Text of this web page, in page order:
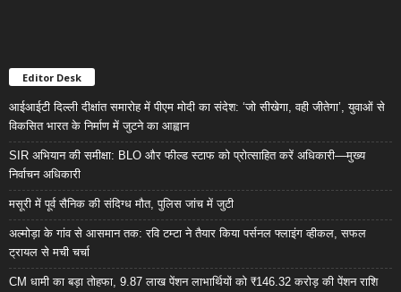
Editor Desk
आईआईटी दिल्ली दीक्षांत समारोह में पीएम मोदी का संदेश: ‘जो सीखेगा, वही जीतेगा’, युवाओं से
विकसित भारत के निर्माण में जुटने का आह्वान
SIR अभियान की समीक्षा: BLO और फील्ड स्टाफ को प्रोत्साहित करें अधिकारी—मुख्य
निर्वाचन अधिकारी
मसूरी में पूर्व सैनिक की संदिग्ध मौत, पुलिस जांच में जुटी
अल्मोड़ा के गांव से आसमान तक: रवि टम्टा ने तैयार किया पर्सनल फ्लाइंग व्हीकल, सफल
ट्रायल से मची चर्चा
CM धामी का बड़ा तोहफा, 9.87 लाख पेंशन लाभार्थियों को ₹146.32 करोड़ की पेंशन राशि